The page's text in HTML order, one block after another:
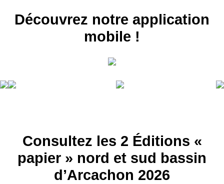
Découvrez notre application
mobile !
Consultez les 2 Éditions «
papier » nord et sud bassin
d’Arcachon 2026